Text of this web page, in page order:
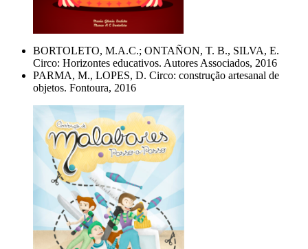
BORTOLETO, M.A.C.; ONTAÑON, T. B., SILVA, E.
Circo: Horizontes educativos. Autores Associados, 2016
PARMA, M., LOPES, D. Circo: construção artesanal de
objetos. Fontoura, 2016